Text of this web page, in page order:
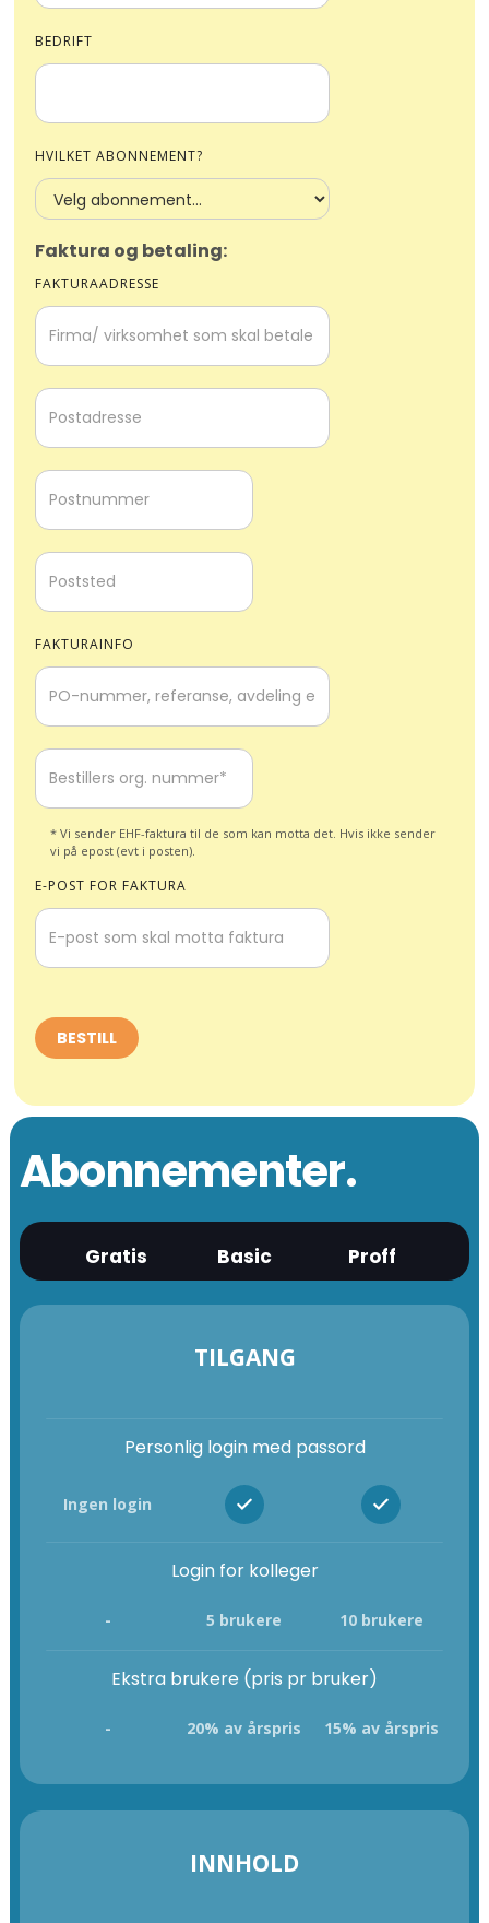
BEDRIFT
HVILKET ABONNEMENT?
Faktura og betaling:
FAKTURAADRESSE
FAKTURAINFO
* Vi sender EHF-faktura til de som kan motta det. Hvis ikke sender
vi på epost (evt i posten).
E-POST FOR FAKTURA
Abonnementer.
Gratis Basic Proff
TILGANG
Personlig login med passord
Ingen login
Login for kolleger
- 5 brukere 10 brukere
Ekstra brukere (pris pr bruker)
- 20% av årspris 15% av årspris
INNHOLD